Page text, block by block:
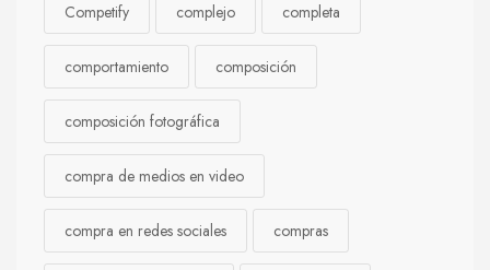
Competify complejo completa
comportamiento composición
composición fotográfica
compra de medios en video
compra en redes sociales compras